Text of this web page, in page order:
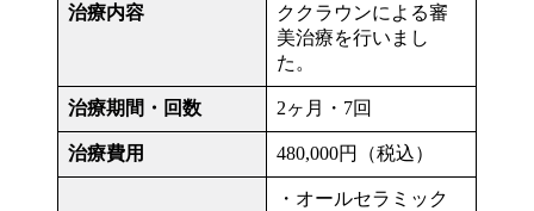
治療内容
ククラウンによる審
美治療を行いまし
た。
治療期間・回数 2ヶ月・7回
治療費用 480,000円（税込）
・オールセラミック